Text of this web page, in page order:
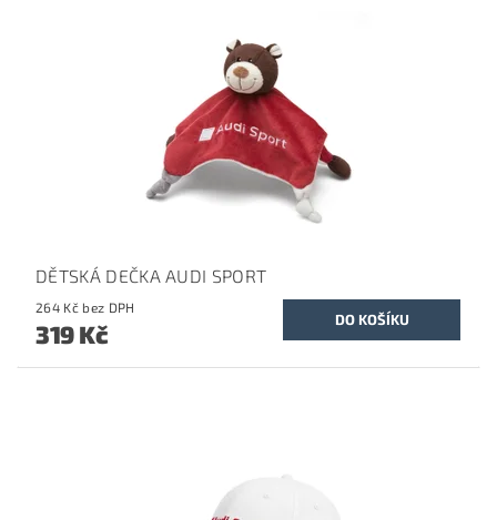
DĚTSKÁ DEČKA AUDI SPORT
264 Kč bez DPH
319 Kč